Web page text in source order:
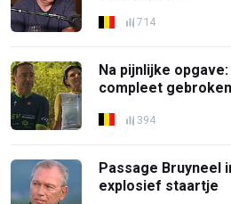
714
Na pijnlijke
compleet gebroken
394
Passage Bruyneel
explosief staartje